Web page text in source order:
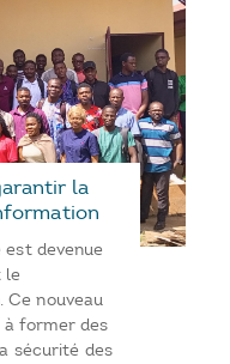
la
devenue
le
Ce nouveau
former des
sécurité des